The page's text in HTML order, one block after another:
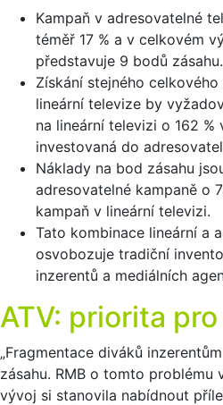
Kampaň v adresovatelné
téměř 17 % a v celkovém
představuje 9 bodů zásahu.
Získání stejného
lineární televize by
na lineární televizi o 162 %
investovaná do
Náklady na bod zásahu
adresovatelné kampaně o
kampaň v lineární televizi.
Tato kombinace lineární a
osvobozuje tradiční
inzerentů a mediálních
ATV: priorita
„Fragmentace diváků
zásahu. RMB o tomto
vývoj si stanovila nabídnout